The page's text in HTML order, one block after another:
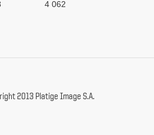
4 062
2013 Platige Image S.A.